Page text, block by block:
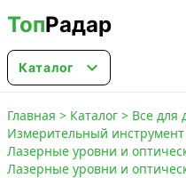
ТопРадар
Каталог 
Главная > Каталог > Все для
Измерительный инструмент
Лазерные уровни и
Лазерные уровни и